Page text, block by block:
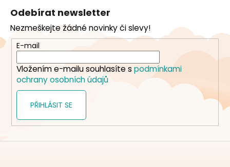
a
t
Odebírat newsletter
Nezmeškejte žádné novinky či slevy!
E-mail
Vložením e-mailu souhlasíte s podmínkami
ochrany osobních údajů
PŘIHLÁSIT SE